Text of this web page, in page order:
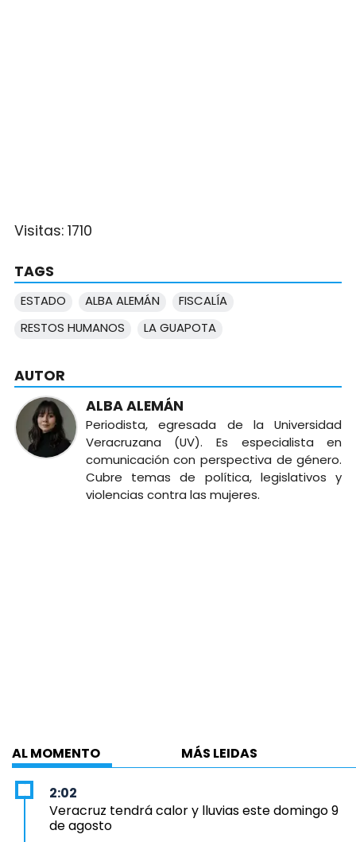
Visitas: 1710
TAGS
ESTADO ALBA ALEMÁN
FISCALÍA
RESTOS HUMANOS
LA GUAPOTA
AUTOR
ALBA ALEMÁN
Periodista, egresada de la Universidad
Veracruzana (UV). Es especialista en
comunicación con perspectiva de género.
Cubre temas de política, legislativos y
violencias contra las mujeres.
AL MOMENTO MÁS LEIDAS
2:02
Veracruz tendrá calor y lluvias este domingo 9
de agosto